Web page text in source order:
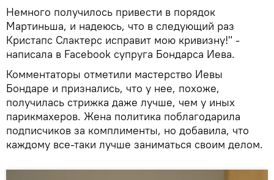
Немного получилось привести в порядок
Мартиньша, и надеюсь, что в следующий раз
Кристапс Слактерс исправит мою кривизну!" -
написала в Facebook супруга Бондарса Иева.
Комментаторы отметили мастерство Иевы
Бондаре и признались, что у нее, похоже,
получилась стрижка даже лучше, чем у иных
парикмахеров. Жена политика поблагодарила
подписчиков за комплименты, но добавила, что
каждому все-таки лучше заниматься своим делом.